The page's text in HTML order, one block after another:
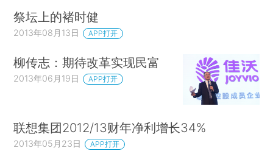
祭坛上的褚时健
2013年08月13日 APP打开
柳传志：期待改革实现民富
2013年06月19日 APP打开
联想集团2012/13财年净利增长34%
2013年05月23日 APP打开